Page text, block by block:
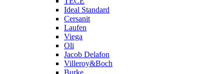
Ideal Standard
Cersanit
Laufen
Viega
Oli
Jacob Delafon
Villeroy&Boch
Burke